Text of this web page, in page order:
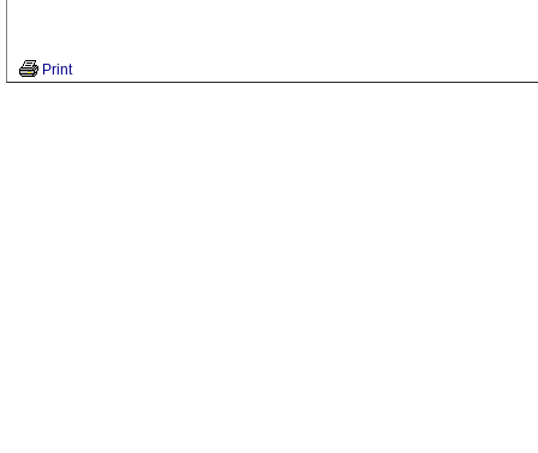
Print